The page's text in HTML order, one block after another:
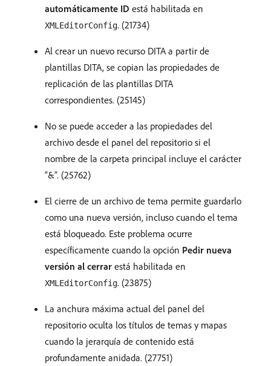
automáticamente ID está habilitada en
XMLEditorConfig. (21734)
Al crear un nuevo recurso DITA a partir de
plantillas DITA, se copian las propiedades de
replicación de las plantillas DITA
correspondientes. (25145)
No se puede acceder a las propiedades del
archivo desde el panel del repositorio si el
nombre de la carpeta principal incluye el carácter
“&”. (25762)
El cierre de un archivo de tema permite guardarlo
como una nueva versión, incluso cuando el tema
está bloqueado. Este problema ocurre
específicamente cuando la opción Pedir nueva
versión al cerrar está habilitada en
XMLEditorConfig. (23875)
La anchura máxima actual del panel del
repositorio oculta los títulos de temas y mapas
cuando la jerarquía de contenido está
profundamente anidada. (27751)